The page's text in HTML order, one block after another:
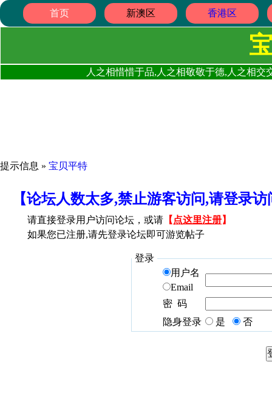
首页 新澳区 香港区
人之相惜惜于品,人之相敬敬于德,人之相
提示信息 » 宝贝平特
【论坛人数太多,禁止游客访问,请登录
请直接登录用户访问论坛，或请 【 点这里注册】
如果您已注册,请先登录论坛即可游览帖子
登录
用户名
Email
密 码
隐身登录
是 否